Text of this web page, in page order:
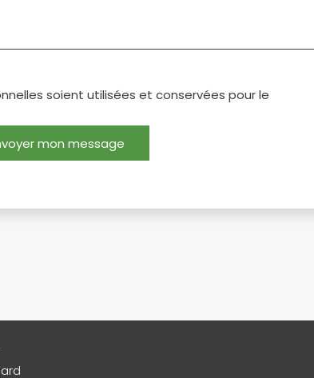
soient utilisées et conservées pour le
mon message